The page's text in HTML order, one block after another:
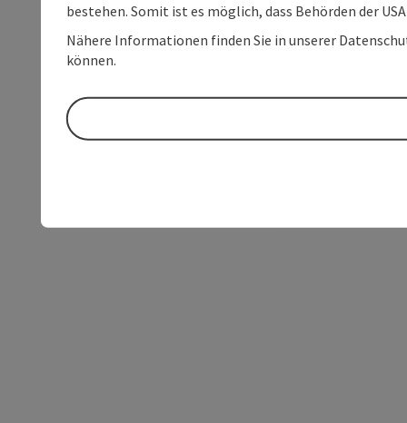
bestehen. Somit ist es möglich, dass Behörden der
Nähere Informationen finden Sie in unserer
können.